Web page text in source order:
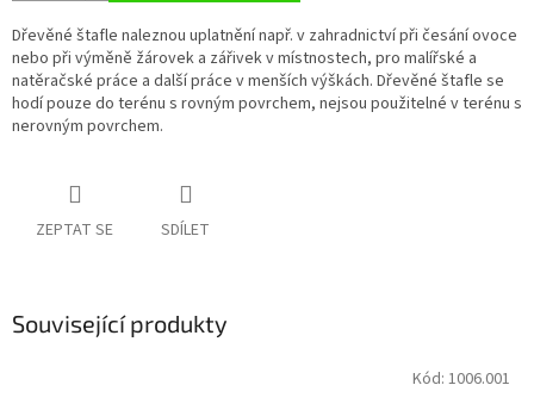
Dřevěné štafle naleznou uplatnění např. v zahradnictví při česání ovoce
nebo při výměně žárovek a zářivek v místnostech, pro malířské a
natěračské práce a další práce v menších výškách. Dřevěné štafle se
hodí pouze do terénu s rovným povrchem, nejsou použitelné v terénu s
nerovným povrchem.
ZEPTAT SE SDÍLET
Související produkty
Kód: 1006.001